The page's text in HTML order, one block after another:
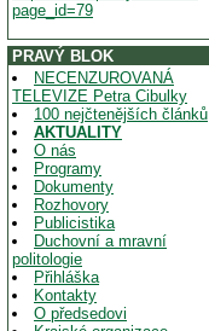
page_id=79
PRAVÝ BLOK
NECENZUROVANÁ
TELEVIZE Petra Cibulky
100 nejčtenějších článků
AKTUALITY
O nás
Programy
Dokumenty
Rozhovory
Publicistika
Duchovní a mravní
politologie
Přihláška
Kontakty
O předsedovi